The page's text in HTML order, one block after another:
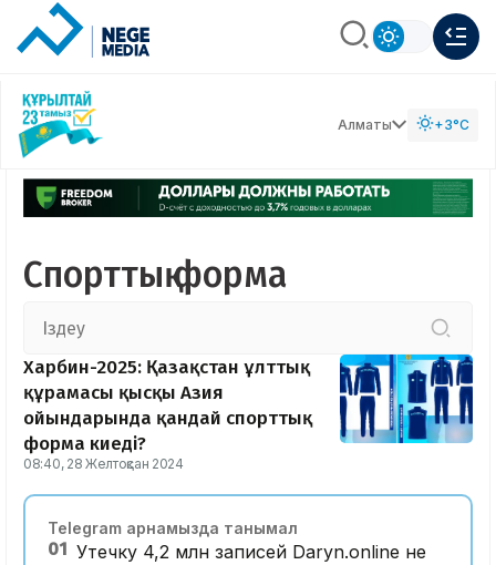
Алматы +3°C
Спорттық форма
Харбин-2025: Қазақстан ұлттық
құрамасы қысқы Азия
ойындарында қандай спорттық
форма киеді?
08:40, 28 Желтоқсан 2024
Telegram арнамызда танымал
01 Утечку 4,2 млн записей Daryn.online не